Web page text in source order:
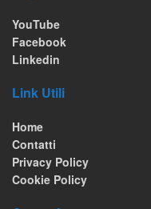
YouTube
Facebook
Linkedin
Link Utili
Home
Contatti
Privacy Policy
Cookie Policy